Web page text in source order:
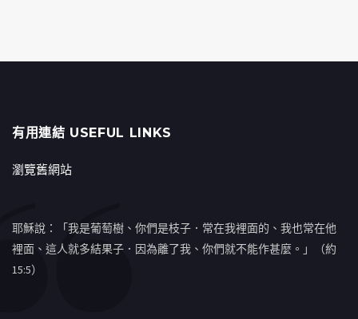
有用連結 USEFUL LINKS
瀏覽舊網站
耶穌說：「我是葡萄樹、你們是枝子．常在我裡面的、我也常在他
裡面、這人就多結果子．因為離了我、你們就不能作甚麼。」（約
15:5）